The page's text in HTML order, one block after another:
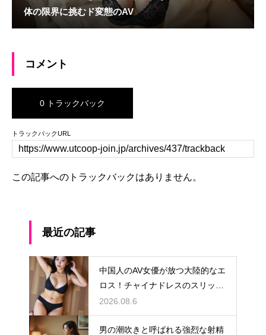
体の限界に挑むド変態のAV
コメント
0 トラックバック
トラックバックURL
この記事へのトラックバックはありません。
最近の記事
中国人のAV女優が放つ大陸的なエ
ロス！チャイナドレスのスリット
から覗く魅惑の太もも
2026.08.6
男の潮吹きと呼ばれる強烈な射精